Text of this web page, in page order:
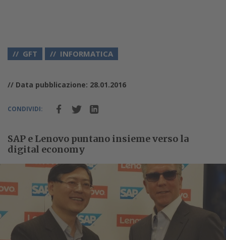
GFT INFORMATICA
// Data pubblicazione: 28.01.2016
CONDIVIDI:
SAP e Lenovo puntano insieme verso la
digital economy